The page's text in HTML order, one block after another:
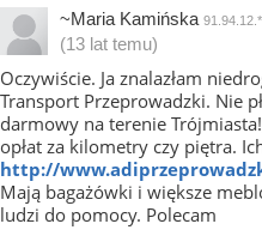
~Maria Kamińska 91.94.12.*
(13 lat temu)
Oczywiście. Ja znalazłam
Transport Przeprowadzki. Nie
darmowy na terenie
opłat za kilometry czy piętra.
http://
Mają bagażówki i większe
ludzi do pomocy. Polecam